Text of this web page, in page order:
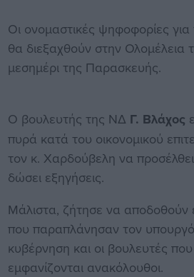
Οι ονομαστικές ψηφοφορίες για
θα διεξαχθούν στην Ολομέλεια
μεσημέρι της Παρασκευής.
Ο βουλευτής της ΝΔ Γ. Βλάχος
πυρά κατά του οικονομικού
τον κ. Χαρδούβελη να
δώσει εξηγήσεις.
Μάλιστα, ζήτησε να αποδοθούν
που παραπλάνησαν τον
κυβέρνηση και οι βουλευτές
εμφανίζονται ανακόλουθοι.